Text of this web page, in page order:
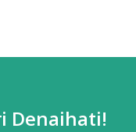
Denaihati!